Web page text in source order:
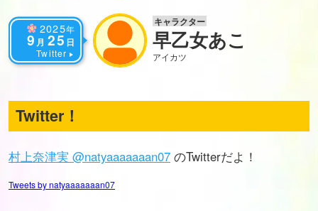
2025年
9 月 25 日
Twitter
キャラクター
早乙女あこ
アイカツ
Twitter！
村上奈津実 @natyaaaaaaan07 のTwitterだよ！
Tweets by natyaaaaaaan07